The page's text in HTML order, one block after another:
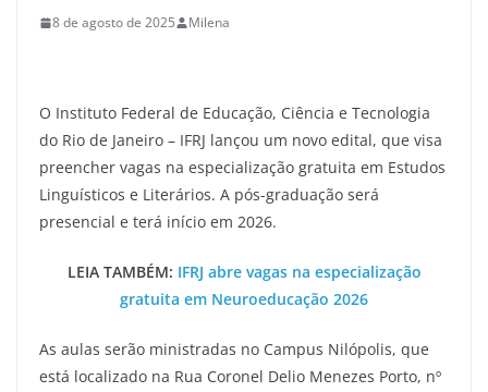
8 de agosto de 2025 Milena
O Instituto Federal de Educação, Ciência e Tecnologia
do Rio de Janeiro – IFRJ lançou um novo edital, que visa
preencher vagas na especialização gratuita em Estudos
Linguísticos e Literários. A pós-graduação será
presencial e terá início em 2026.
LEIA TAMBÉM: IFRJ abre vagas na especialização
gratuita em Neuroeducação 2026
As aulas serão ministradas no Campus Nilópolis, que
está localizado na Rua Coronel Delio Menezes Porto, nº